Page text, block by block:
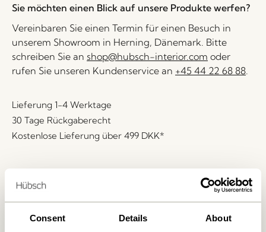
Consent Details About
Sie möchten einen Blick auf unsere Produkte werfen?
Vereinbaren Sie einen Termin für einen Besuch in
unserem Showroom in Herning, Dänemark. Bitte
schreiben Sie an shop@hubsch-interior.com oder
rufen Sie unseren Kundenservice an +45 44 22 68 88.
Lieferung 1-4 Werktage
30 Tage Rückgaberecht
Kostenlose Lieferung über 499 DKK*
Ähnliche Produkte